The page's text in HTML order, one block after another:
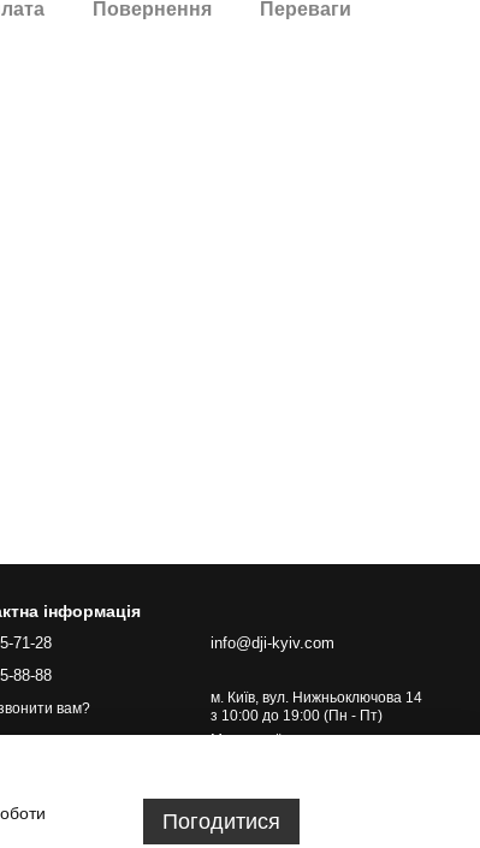
Повернення Переваги
інформація
71-28
88-88
вам?
info@dji-kyiv.com
м. Київ, вул. Нижньоключова 14
з 10:00 до 19:00 (Пн - Пт)
Мапа проїзду
Погодитися